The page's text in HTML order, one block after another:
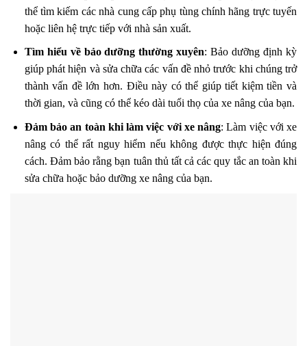
thể tìm kiếm các nhà cung cấp phụ tùng chính hãng trực tuyến
hoặc liên hệ trực tiếp với nhà sản xuất.
Tìm hiểu về bảo dưỡng thường xuyên: Bảo dưỡng định kỳ
giúp phát hiện và sửa chữa các vấn đề nhỏ trước khi chúng trở
thành vấn đề lớn hơn. Điều này có thể giúp tiết kiệm tiền và
thời gian, và cũng có thể kéo dài tuổi thọ của xe nâng của bạn.
Đảm bảo an toàn khi làm việc với xe nâng: Làm việc với xe
nâng có thể rất nguy hiểm nếu không được thực hiện đúng
cách. Đảm bảo rằng bạn tuân thủ tất cả các quy tắc an toàn khi
sửa chữa hoặc bảo dưỡng xe nâng của bạn.